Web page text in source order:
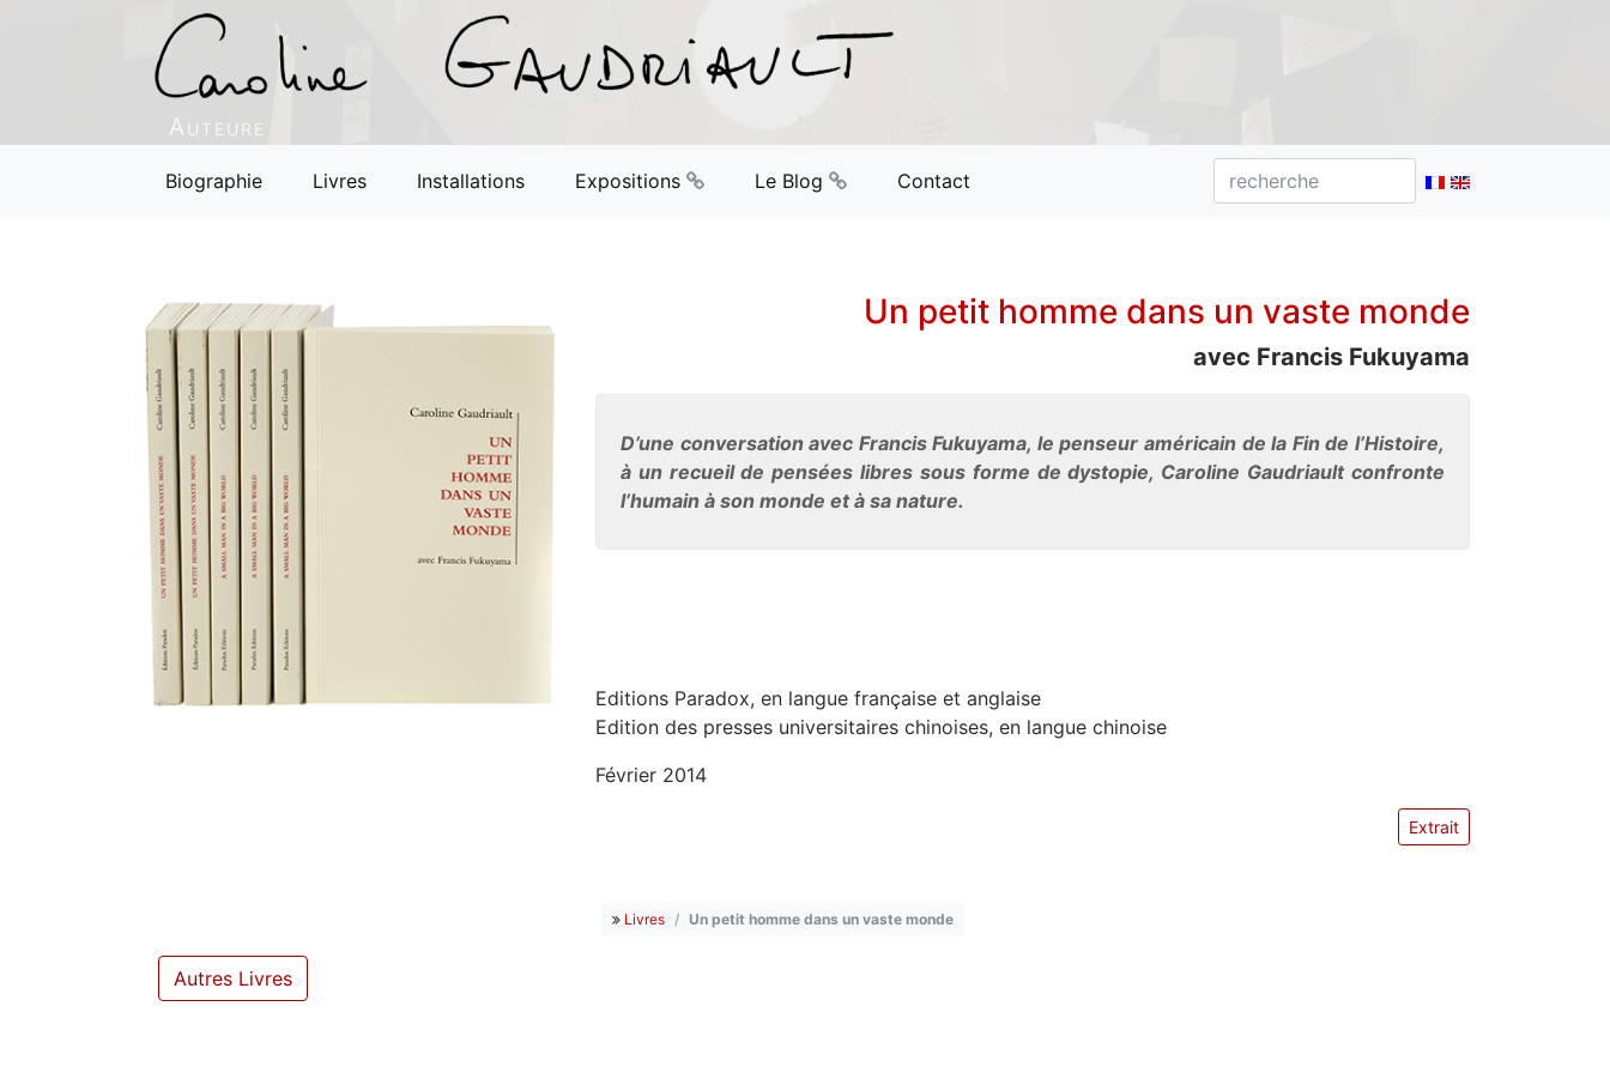
Auteure
Biographie Livres Installations Expositions Le Blog Contact
Un petit homme dans un vaste monde
avec Francis Fukuyama
D’une conversation avec Francis Fukuyama, le penseur américain de la Fin de l’Histoire,
à un recueil de pensées libres sous forme de dystopie, Caroline Gaudriault confronte
l’humain à son monde et à sa nature.
Editions Paradox, en langue française et anglaise
Edition des presses universitaires chinoises, en langue chinoise
Février 2014
Extrait
Livres Un petit homme dans un vaste monde
Autres Livres